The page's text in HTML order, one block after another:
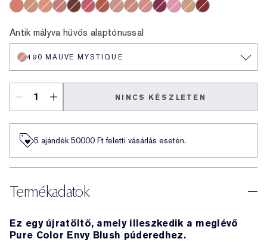
Antik mályva hűvös alaptónussal
490 MAUVE MYSTIQUE
NINCS KÉSZLETEN
5 ajándék 50000​ Ft feletti vásárlás esetén.
Termékadatok
Ez egy újratöltő, amely illeszkedik a meglévő
Pure Color Envy Blush púderedhez.